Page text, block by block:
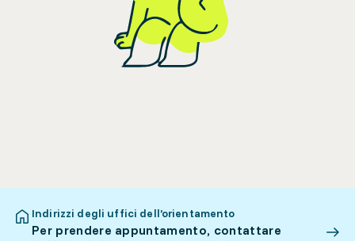
Indirizzi degli uffici dell’orientamento
Per prendere appuntamento, contattare